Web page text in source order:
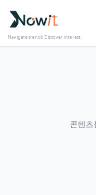
Navigate trends Discover interest
콘텐츠